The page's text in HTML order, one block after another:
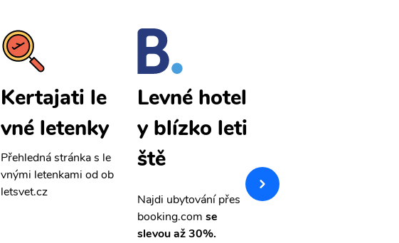
Kertajati le
vné letenky
Přehledná stránka s le
vnými letenkami od ob
letsvet.cz
Levné hotel
y blízko leti
ště
Najdi ubytování přes
booking.com se
slevou až 30%.
vnými letenkami od ob
letsvet.cz